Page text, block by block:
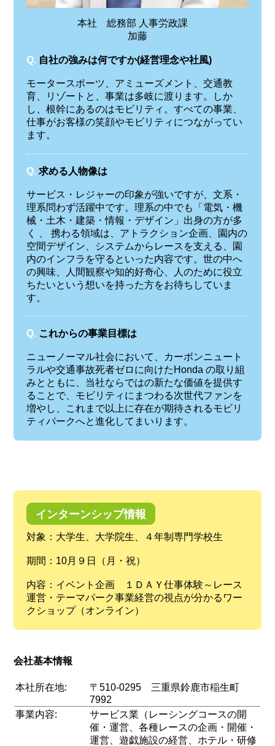
本社 総務部 人事労政課
加藤
Q. 自社の強みは何ですか(経営理念や社風)
モータースポーツ、アミューズメント、交通教
育、リゾートと、事業は多岐に渡ります。しか
し、根幹にあるのはモビリティ。すべての事業、
仕事がお客様の笑顔やモビリティにつながってい
ます。
Q. 求める人物像は
サービス・レジャーの印象が強いですが、文系・
理系問わず活躍中です。理系の中でも「電気・機
械・土木・建築・情報・デザイン」出身の方が多
く 、 携わる領域は、アトラクション企画、園内の
空間デザイン、システムからレースを支える、園
内のインフラを守るといった内容です。世の中へ
の興味、人間観察や知的好奇心、人のために役立
ちたいという想いを持った方をお待ちしていま
す。
Q. これからの事業目標は
ニューノーマル社会において、カーボンニュート
ラルや交通事故死者ゼロに向けたHonda の取り組
みとともに、当社ならではの新たな価値を提供す
ることで、モビリティにまつわる次世代ファンを
増やし、これまで以上に存在が期待されるモビリ
ティパークへと進化してまいります。
インターンシップ情報
対象：大学生、大学院生、４年制専門学校生
期間：10月９日（月・祝）
内容：イベント企画 １ＤＡＹ仕事体験～レース
運営・テーマパーク事業経営の視点が分かるワー
クショップ（オンライン）
会社基本情報
本社所在地:
〒510-0295 三重県鈴鹿市稲生町
7992
事業内容:
サービス業（レーシングコースの開
催・運営、各種レースの企画・開催・
運営、遊戯施設の経営、ホテル・研修